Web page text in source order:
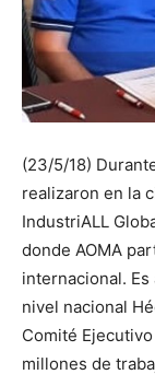
(23/5/18)
realizaron en la
IndustriALL
donde AOMA
internacional.
nivel nacional
Comité
millones de